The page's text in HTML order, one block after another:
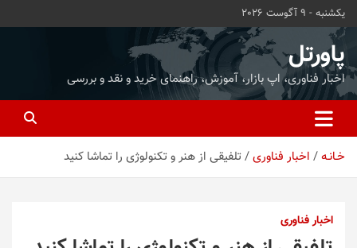
محتوا
بروید
یکشنبه - 9 آگوست 2026
پاورتل
اخبار فناوری، اپ بازار، آموزش، راهنمای خرید و نقد و بررسی
خـانـه اخبار فناوری تلفیقی از هنر و تکنولوژی را تماشا کنید
اخبار فناوری